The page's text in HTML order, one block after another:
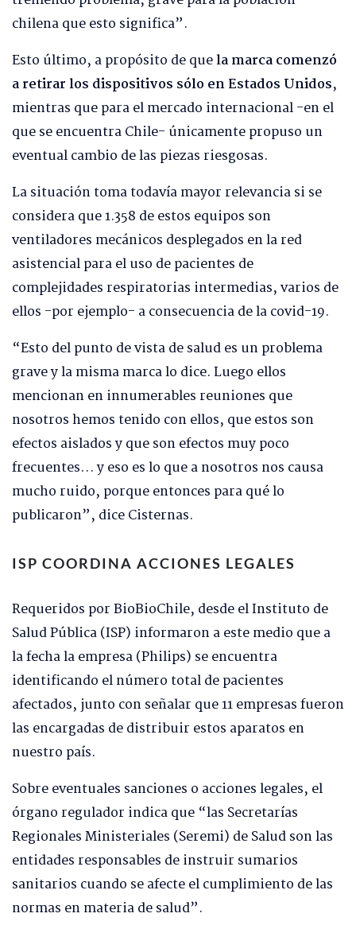
chilena que esto significa”.
Esto último, a propósito de quela marca comenzó
a retirar los dispositivos sólo en Estados Unidos,
mientras que para el mercado internacional -en el
que se encuentra Chile- únicamente propuso un
eventual cambio de las piezas riesgosas.
La situación toma todavía mayor relevancia si se
considera que 1.358 de estos equipos son
ventiladores mecánicos desplegados en la red
asistencial para el uso de pacientes de
complejidades respiratorias intermedias, varios de
ellos -por ejemplo- a consecuencia de la covid-19.
“Esto del punto de vista de salud es un problema
grave y la misma marca lo dice. Luego ellos
mencionan en innumerables reuniones que
nosotros hemos tenido con ellos, que estos son
efectos aislados y que son efectos muy poco
frecuentes… y eso es lo que a nosotros nos causa
mucho ruido, porque entonces para qué lo
publicaron”, dice Cisternas.
ISP COORDINA ACCIONES LEGALES
Requeridos por BioBioChile, desde el Instituto de
Salud Pública (ISP) informaron a este medio que a
la fecha la empresa (Philips) se encuentra
identificando el número total de pacientes
afectados, junto con señalar que 11 empresas fueron
las encargadas de distribuir estos aparatos en
nuestro país.
Sobre eventuales sanciones o acciones legales, el
órgano regulador indica que “las Secretarías
Regionales Ministeriales (Seremi) de Salud son las
entidades responsables de instruir sumarios
sanitarios cuando se afecte el cumplimiento de las
normas en materia de salud”.